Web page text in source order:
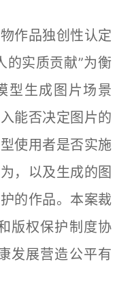
作品独创性认定
的实质贡献”为衡
型生成图片场景
能否决定图片的
使用者是否实施
，以及生成的图
的作品。本案裁
版权保护制度协
发展营造公平有